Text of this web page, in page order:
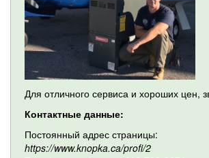
Для отличного сервиса и хороших цен,
Контактные данные:
Постоянный адрес страницы:
https://www.knopka.ca/profi/2